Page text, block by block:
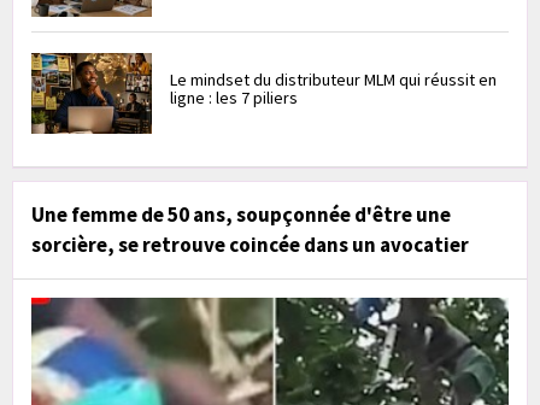
Le mindset du distributeur MLM qui réussit en
ligne : les 7 piliers
Une femme de 50 ans, soupçonnée d'être une
sorcière, se retrouve coincée dans un avocatier